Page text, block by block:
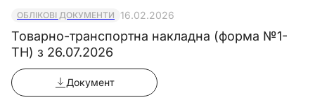
ОБЛІКОВІ ДОКУМЕНТИ 16.02.2026
Товарно-транспортна накладна (форма №1-
ТН) з 26.07.2026
Документ